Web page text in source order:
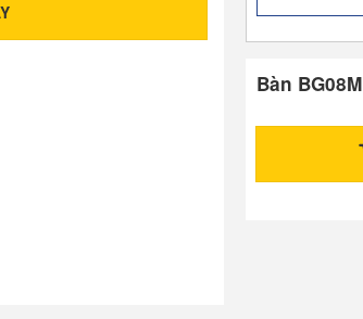
Bàn BG08M